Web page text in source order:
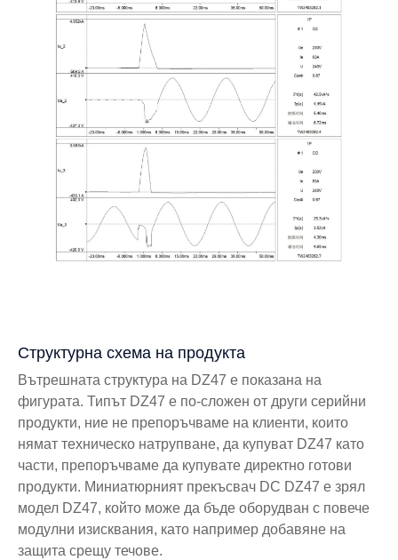
Структурна схема на продукта
Вътрешната структура на DZ47 е показана на
фигурата. Типът DZ47 е по-сложен от други серийни
продукти, ние не препоръчваме на клиенти, които
нямат техническо натрупване, да купуват DZ47 като
части, препоръчваме да купувате директно готови
продукти. Миниатюрният прекъсвач DC DZ47 е зрял
модел DZ47, който може да бъде оборудван с повече
модулни изисквания, като например добавяне на
защита срещу течове.